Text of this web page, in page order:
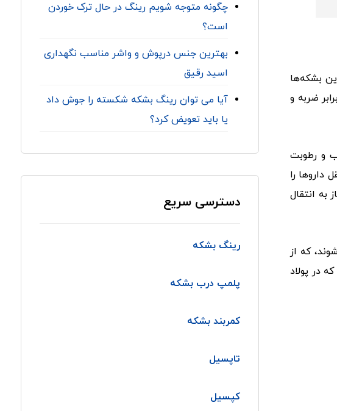
بشکه‌ها
ضربه و
و رطوبت
را
به انتقال
که از
در پولاد
چگونه متوجه شویم رینگ در حال ترک خوردن
است؟
بهترین جنس درپوش و واشر مناسب نگهداری
اسید رقیق
آیا می توان رینگ بشکه شکسته را جوش داد
یا باید تعویض کرد؟
دسترسی سریع
رینگ بشکه
پلمپ درب بشکه
کمربند بشکه
تاپسیل
کپسیل